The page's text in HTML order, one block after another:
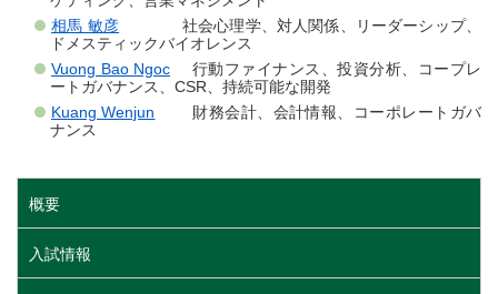
相馬 敏彦 社会心理学、対人関係、リーダーシップ、
ドメスティックバイオレンス
Vuong Bao Ngoc 行動ファイナンス、投資分析、コープレ
ートガバナンス、CSR、持続可能な開発
Kuang Wenjun 財務会計、会計情報、コーポレートガバ
ナンス
概要
入試情報